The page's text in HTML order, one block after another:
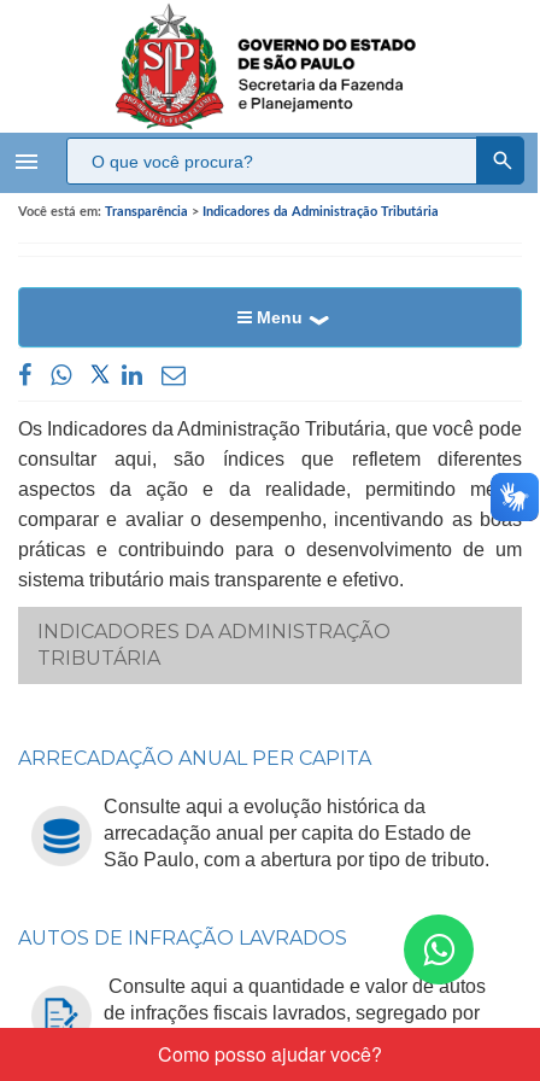
menu
nos
pelo
Você está em: Transparência > Indicadores da Administração Tributária
Menu
​Os Indicadores da Administração Tributária, que você pode
consultar aqui, são índices que refletem diferentes
aspectos da ação e da realidade, permitindo medir,
comparar e avaliar o desempenho, incentivando as boas
práticas e contribuindo para o desenvolvimento de um
sistema tributário mais transparente e efetivo.​
INDICADORES DA ADMINISTRAÇÃO
TRIBUTÁRIA
ARRECADAÇÃO ANUAL PER CAPITA​​
Consulte aqui a evolução histórica da
arrecadação anual per capita do Estado de
São Paulo, com a abertura por tipo de tributo.​
AUTOS DE INFRAÇÃO LAVRADOS
Consulte aqui a quantidade e valor de autos
de infrações fiscais lavrados, segregado por